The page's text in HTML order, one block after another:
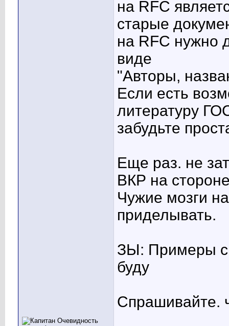
на RFC
старые
на RFC нужно
виде
"Авторы,
Если есть
литературу
забудьте
Еще раз. не
ВКР на
Чужие мозги
приделывать.
ЗЫ: Примеры
буду
Спрашивайте.